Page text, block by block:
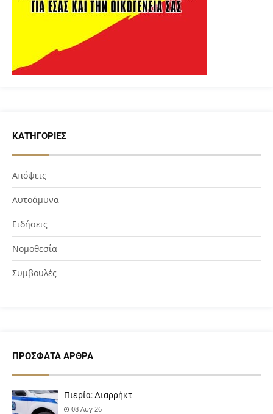
ΚΑΤΗΓΟΡΊΕΣ
Απόψεις
Αυτοάμυνα
Ειδήσεις
Νομοθεσία
Συμβουλές
ΠΡΌΣΦΑΤΑ ΆΡΘΡΑ
Πιερία: Διαρρήκτ
08 Αυγ 26